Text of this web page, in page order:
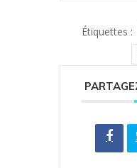
Étiquettes :